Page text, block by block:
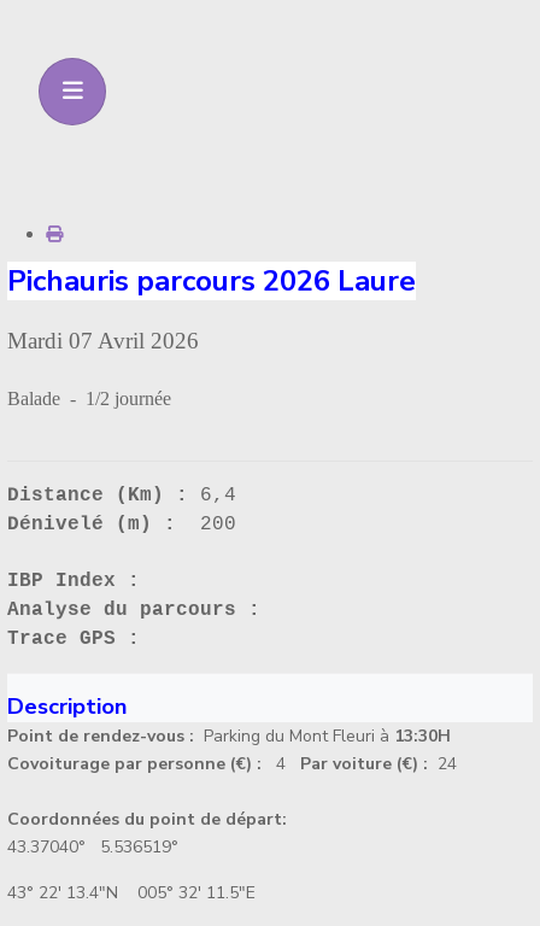
Pichauris parcours 2026 Laure
Mardi 07 Avril 2026
Balade - 1/2 journée
Distance (Km) : 6,4
Dénivelé (m) : 200
IBP Index :
Analyse du parcours :
Trace GPS :
Description
Point de rendez-vous : Parking du Mont Fleuri à 13:30H
Covoiturage par personne (€) :4 Par voiture (€) : 24
Coordonnées du point de départ:
43.37040° 5.536519°
43° 22' 13.4"N 005° 32' 11.5"E